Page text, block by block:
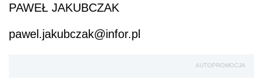
PAWEŁ JAKUBCZAK
pawel.jakubczak@infor.pl
AUTOPROMOCJA